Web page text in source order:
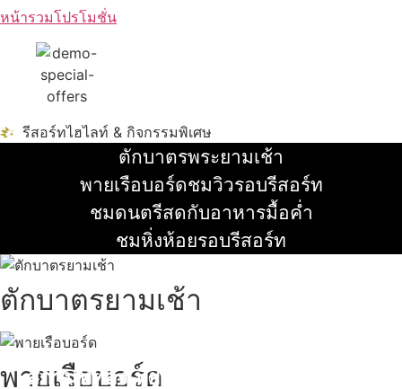
หน้ารวมโปรโมชั่น
รีสอร์ทไฮไลท์ & กิจกรรมพิเศษ
ตักบาตรพระยามเช้า
อ่านเพิ่ม
พายเรือบอร์ดชมวิวรอบรีสอร์ท
อ่านเพิ่ม
ชมดนตรีสดกับอาหารมื้อค่ำ
อ่านเพิ่ม
ชมหิ่งห้อยรอบรีสอร์ท
ตักบาตรยามเช้า
พายเรือบอร์ด
สถานที่ท่องเที่ยวรอบรีสอร์ท